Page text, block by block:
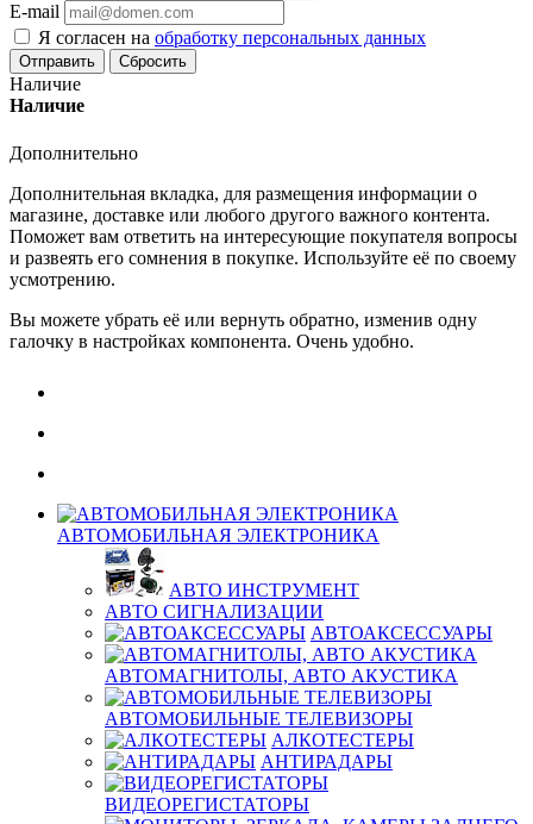
E-mail
Я согласен на обработку персональных данных
Сбросить
Наличие
Наличие
Дополнительно
Дополнительная вкладка, для размещения информации о
магазине, доставке или любого другого важного контента.
Поможет вам ответить на интересующие покупателя вопросы
и развеять его сомнения в покупке. Используйте её по своему
усмотрению.
Вы можете убрать её или вернуть обратно, изменив одну
галочку в настройках компонента. Очень удобно.
АВТОМОБИЛЬНАЯ ЭЛЕКТРОНИКА
АВТО ИНСТРУМЕНТ
АВТО СИГНАЛИЗАЦИИ
АВТОАКСЕССУАРЫ
АВТОМАГНИТОЛЫ, АВТО АКУСТИКА
АВТОМОБИЛЬНЫЕ ТЕЛЕВИЗОРЫ
АЛКОТЕСТЕРЫ
АНТИРАДАРЫ
ВИДЕОРЕГИСТАТОРЫ